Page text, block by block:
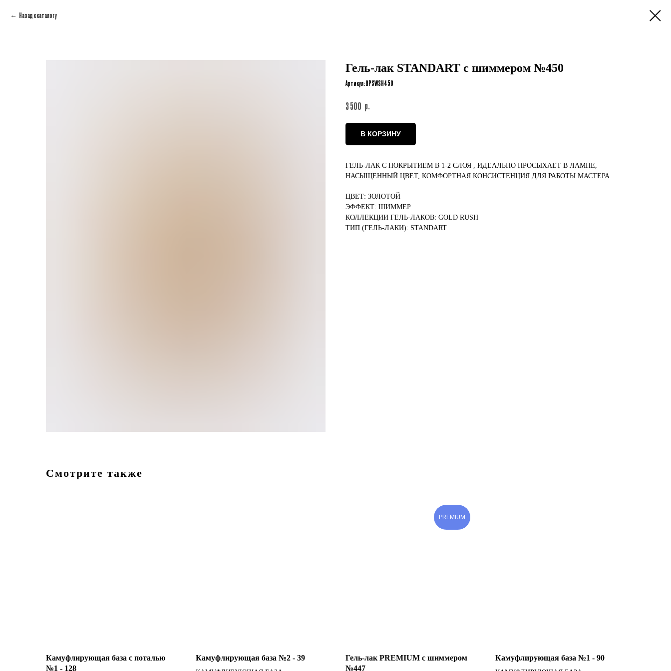
Назад к каталогу
Гель-лак STANDART с шиммером №450
Артикул:GPSWSH450
3 500 р.
В КОРЗИНУ
ГЕЛЬ-ЛАК С ПОКРЫТИЕМ В 1-2 СЛОЯ , ИДЕАЛЬНО ПРОСЫХАЕТ В ЛАМПЕ,
НАСЫЩЕННЫЙ ЦВЕТ, КОМФОРТНАЯ КОНСИСТЕНЦИЯ ДЛЯ РАБОТЫ МАСТЕРА
ЦВЕТ: ЗОЛОТОЙ
ЭФФЕКТ: ШИММЕР
КОЛЛЕКЦИИ ГЕЛЬ-ЛАКОВ: GOLD RUSH
ТИП (ГЕЛЬ-ЛАКИ): STANDART
Смотрите также
Камуфлирующая база с поталью
№1 - 128
Камуфлирующая база №2 - 39
PREMIUM
Гель-лак PREMIUM с шиммером
№447
Камуфлирующая база №1 - 90